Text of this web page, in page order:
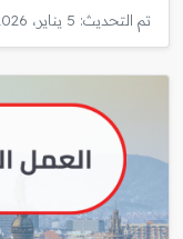
تم التحديث: 5 يناير، 2026